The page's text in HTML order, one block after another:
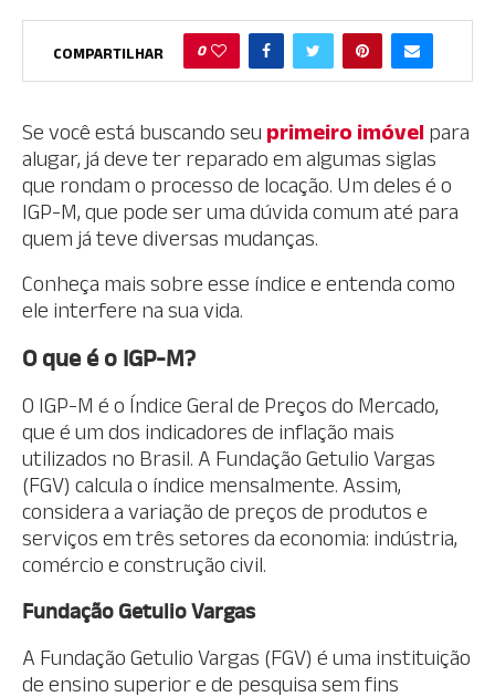
COMPARTILHAR 0
Se você está buscando seu primeiro imóvel para
alugar, já deve ter reparado em algumas siglas
que rondam o processo de locação. Um deles é o
IGP-M, que pode ser uma dúvida comum até para
quem já teve diversas mudanças.
Conheça mais sobre esse índice e entenda como
ele interfere na sua vida.
O que é o IGP-M?
O IGP-M é o Índice Geral de Preços do Mercado,
que é um dos indicadores de inflação mais
utilizados no Brasil. A Fundação Getulio Vargas
(FGV) calcula o índice mensalmente. Assim,
considera a variação de preços de produtos e
serviços em três setores da economia: indústria,
comércio e construção civil.
Fundação Getulio Vargas
A Fundação Getulio Vargas (FGV) é uma instituição
de ensino superior e de pesquisa sem fins